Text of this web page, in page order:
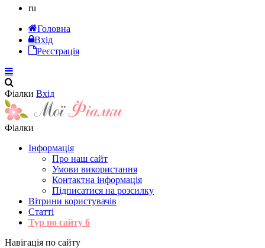
ru
Головна
Вхід
Реєстрація
Фіалки Вхід
Фіалки
Інформація
Про наш сайт
Умови використання
Контактна інформація
Підписатися на розсилку
Вітрини користувачів
Статті
Тур по сайту 6
Навігація по сайту